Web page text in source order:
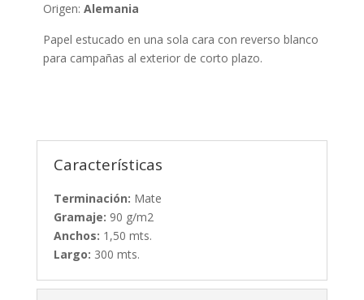
Origen: Alemania
Papel estucado en una sola cara con reverso blanco
para campañas al exterior de corto plazo.
Características
Terminación: Mate
Gramaje: 90 g/m2
Anchos: 1,50 mts.
Largo: 300 mts.